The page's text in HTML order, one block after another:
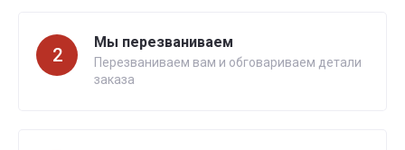
2
Мы перезваниваем
Перезваниваем вам и обговариваем детали
заказа